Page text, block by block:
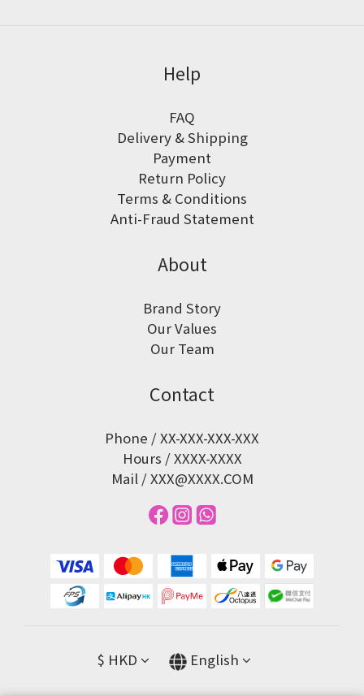
Help
FAQ
Delivery & Shipping
Payment
Return Policy
Terms & Conditions
Anti-Fraud Statement
About
Brand Story
Our Values
Our Team
Contact
Phone / XX-XXX-XXX-XXX
Hours / XXXX-XXXX
Mail / XXX@XXXX.COM
$ HKD English